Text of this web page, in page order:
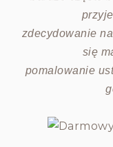
zdecydowanie
się
pomalowanie